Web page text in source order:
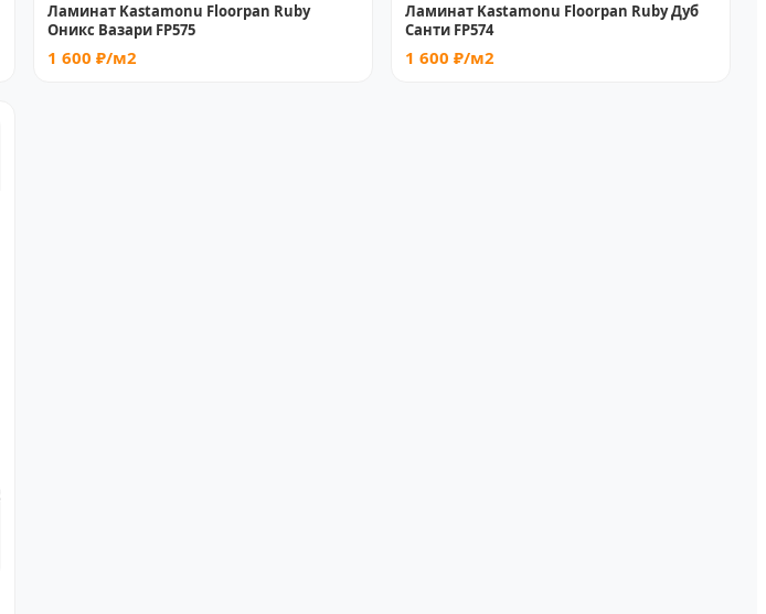
Ламинат Kastamonu Floorpan Ruby
Оникс Вазари FP575
1 600 ₽/м2
Ламинат Kastamonu Floorpan Ruby Дуб
Санти FP574
1 600 ₽/м2